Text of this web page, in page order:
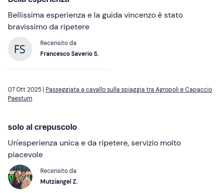
Bellissima esperienza e la guida vincenzo è stato
bravissimo da ripetere
Recensito da
Francesco Saverio S.
07 Ott 2025 | Passeggiata a cavallo sulla spiaggia tra Agropoli e Capaccio
Paestum
solo al crepuscolo
Un'esperienza unica e da ripetere, servizio molto
piacevole
Recensito da
Mutziangel Z.